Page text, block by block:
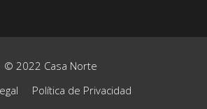
© 2022 Casa Norte
Política de Privacidad